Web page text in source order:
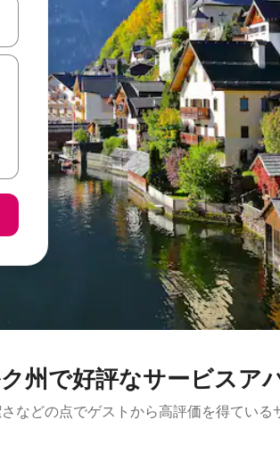
動するか、画面をタッチまたはスワイプして
州で好評なサービスア
などの点でゲストから高評価を得てい